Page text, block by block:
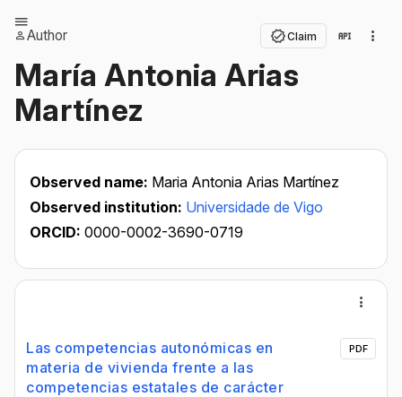
Author Claim
María Antonia Arias
Martínez
Observed name: Maria Antonia Arias Martínez
Observed institution: Universidade de Vigo
ORCID: 0000-0002-3690-0719
Las competencias autonómicas en
materia de vivienda frente a las
competencias estatales de carácter
PDF